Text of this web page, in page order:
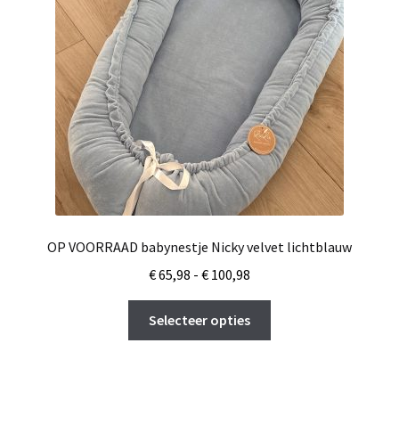
gekozen
worden
op
de
productpagina
OP VOORRAAD babynestje Nicky velvet lichtblauw
€65,98 - € 100,98
tot
€ 100,98
Selecteer opties